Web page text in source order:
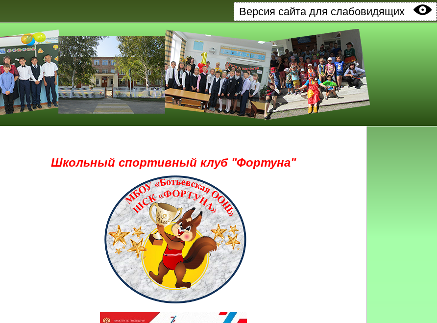
Версия сайта для слабовидящих
Школьный спортивный клуб "Фортуна"